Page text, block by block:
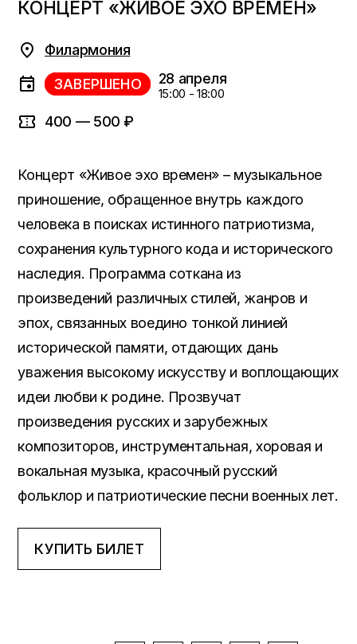
КОНЦЕРТ «ЖИВОЕ ЭХО ВРЕМЕН»
Филармония
ЗАВЕРШЕНО 28 апреля
15:00 - 18:00
400 — 500 ₽
Концерт «Живое эхо времен» – музыкальное
приношение, обращенное внутрь каждого
человека в поисках истинного патриотизма,
сохранения культурного кода и исторического
наследия. Программа соткана из
произведений различных стилей, жанров и
эпох, связанных воедино тонкой линией
исторической памяти, отдающих дань
уважения высокому искусству и воплощающих
идеи любви к родине. Прозвучат
произведения русских и зарубежных
композиторов, инструментальная, хоровая и
вокальная музыка, красочный русский
фольклор и патриотические песни военных лет.
КУПИТЬ БИЛЕТ